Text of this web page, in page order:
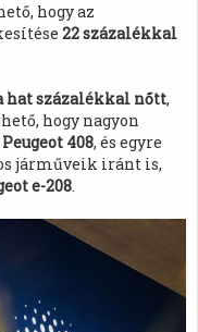
hogy az
22 százalékkal
hat százalékkal nőtt,
hogy nagyon
Peugeot 408, és egyre
járműveik iránt is,
e-208.